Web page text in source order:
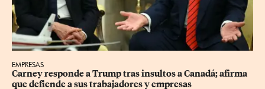
EMPRESAS
Carney responde a Trump tras insultos a Canadá; afirma
que defiende a sus trabajadores y empresas